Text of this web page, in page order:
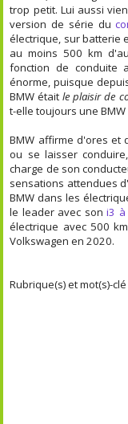
trop petit. Lui aussi
version de série du
électrique, sur batterie
au moins 500 km
fonction de conduite
énorme, puisque
BMW était le plaisir de
t-elle toujours une BMW
BMW affirme d'ores et
ou se laisser
charge de son
sensations attendues
BMW dans les
le leader avec soni3 à
électrique avec 500
Volkswagen en 2020.
Rubrique(s) et mot(s)-